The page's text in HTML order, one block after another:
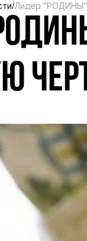
Лидер